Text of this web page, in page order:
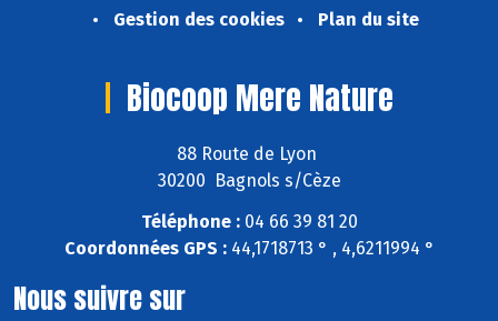
Gestion des cookies
Plan du site
Biocoop Mere Nature
88 Route de Lyon
30200 Bagnols s/Cèze
Téléphone :04 66 39 81 20
Coordonnées GPS :44,1718713 ° , 4,6211994 °
Nous suivre sur